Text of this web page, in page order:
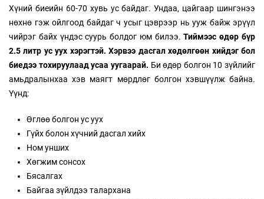
Хүний биеийн 60-70 хувь ус байдаг. Ундаа, цайгаар шингэнээ
нөхнө гэж ойлгоод байдаг ч усыг цэврээр нь ууж байж эрүүл
чийрэг байх үндэс суурь болдог юм билээ. Тиймээс өдөр бүр
2.5 литр ус уух хэрэгтэй. Хэрвээ дасгал хөдөлгөөн хийдэг бол
биедээ тохируулаад усаа уугаарай. Би өдөр болгон 10 зүйлийг
амьдралынхаа хэв маягт мөрдлөг болгон хэвшүүлж байна.
Үүнд:
Өглөө болгон ус уух
Гүйх болон хүчний дасгал хийх
Ном унших
Хөгжим сонсох
Бясалгах
Байгаа зүйлдээ талархана